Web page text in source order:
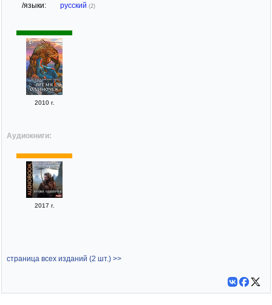
/языки: русский (2)
2010 г.
Аудиокниги:
2017 г.
страница всех изданий (2 шт.) >>